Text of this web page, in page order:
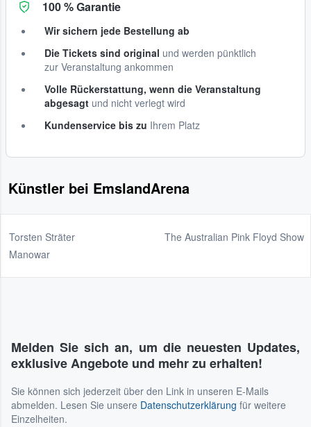
100 % Garantie
Wir sichern jede Bestellung ab
Die Tickets sind original und werden pünktlich
zur Veranstaltung ankommen
Volle Rückerstattung, wenn die Veranstaltung
abgesagt und nicht verlegt wird
Kundenservice bis zu Ihrem Platz
Künstler bei EmslandArena
Torsten Sträter
Manowar
The Australian Pink Floyd Show
Melden Sie sich an, um die neuesten Updates,
exklusive Angebote und mehr zu erhalten!
Sie können sich jederzeit über den Link in unseren E-Mails
abmelden. Lesen Sie unsere Datenschutzerklärung für weitere
Einzelheiten.